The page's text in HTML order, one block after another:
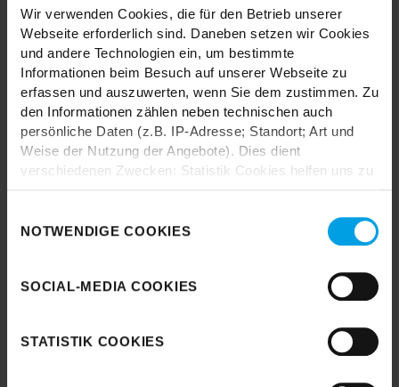
Wir verwenden Cookies, die für den Betrieb unserer
Webseite erforderlich sind. Daneben setzen wir Cookies
und andere Technologien ein, um bestimmte
Informationen beim Besuch auf unserer Webseite zu
erfassen und auszuwerten, wenn Sie dem zustimmen. Zu
den Informationen zählen neben technischen auch
persönliche Daten (z.B. IP-Adresse; Standort; Art und
Weise der Nutzung der Angebote). Dies dient
verschiedenen Zwecken: Statistik Cookies helfen uns zu
anonymisiert für statistische Zwecke auszuwerten.
Marketing Cookies helfen uns, Ihnen personalisierte
es, eine Verbindung zu sozialen Netzwerken aufzubauen,
Kategorien sie neben den notwendigen Cookies zulassen
NOTWENDIGE COOKIES
SOCIAL-MEDIA COOKIES
STATISTIK COOKIES
Styles.
Durch das Laden akzeptieren Sie die
Datenschutzbestimmungen von Google.